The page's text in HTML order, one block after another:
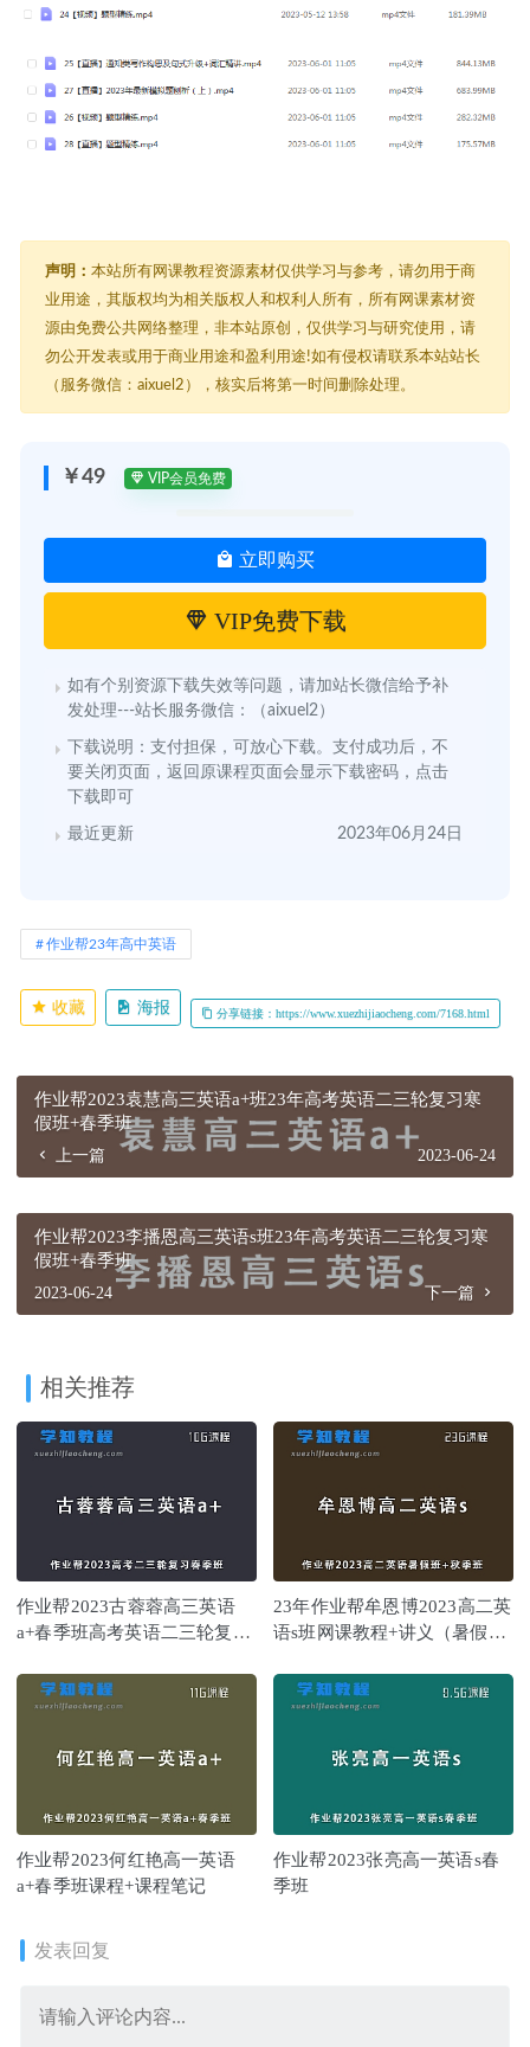
声明： 本站所有网课教程资源素材仅供学习与参考，请勿用于商
业用途，其版权均为相关版权人和权利人所有，所有网课素材资
源由免费公共网络整理，非本站原创，仅供学习与研究使用，请
勿公开发表或用于商业用途和盈利用途!如有侵权请联系本站站长
（服务微信：aixuel2），核实后将第一时间删除处理。
￥49 VIP会员免费
立即购买
VIP免费下载
如有个别资源下载失效等问题，请加站长微信给予补
发处理---站长服务微信：（aixuel2）
下载说明：支付担保，可放心下载。支付成功后，不
要关闭页面，返回原课程页面会显示下载密码，点击
下载即可
最近更新 2023年06月24日
作业帮23年高中英语
收藏 海报 分享链接：https://www.xuezhijiaocheng.com/7168.html
作业帮2023袁慧高三英语a+班23年高考英语二三轮复习寒
假班+春季班
上一篇 2023-06-24
作业帮2023李播恩高三英语s班23年高考英语二三轮复习寒
假班+春季班
2023-06-24 下一篇
相关推荐
作业帮2023古蓉蓉高三英语
a+春季班高考英语二三轮复习
23年作业帮牟恩博2023高二英
语s班网课教程+讲义（暑假班
作业帮2023何红艳高一英语
a+春季班课程+课程笔记
作业帮2023张亮高一英语s春
季班
发表回复